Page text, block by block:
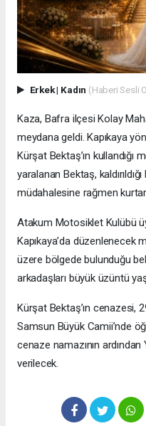
Erkek| Kadın (Haberi Sesli
Kaza, Bafra ilçesi Kolay
meydana geldi. Kapıkaya
Kürşat Bektaş’ın kullandığı
yaralanan Bektaş,
müdahalesine rağmen
Atakum Motosiklet Kulübü
Kapıkaya’da düzenlenecek
üzere bölgede bulunduğu
arkadaşları büyük üzüntü
Kürşat Bektaş’ın cenazesi,
Samsun Büyük Camii’nde
cenaze namazının
verilecek.